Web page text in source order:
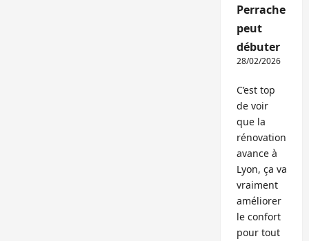
Perrache
peut
débuter
28/02/2026
C’est top
de voir
que la
rénovation
avance à
Lyon, ça va
vraiment
améliorer
le confort
pour tout